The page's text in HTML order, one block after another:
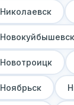
Николаевск
Новокуйбышевск
Новотроицк
Ноябрьск